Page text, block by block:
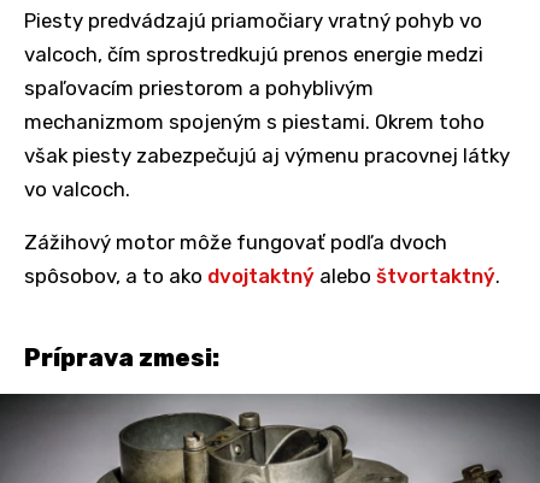
Piesty predvádzajú priamočiary vratný pohyb vo
valcoch, čím sprostredkujú prenos energie medzi
spaľovacím priestorom a pohyblivým
mechanizmom spojeným s piestami. Okrem toho
však piesty zabezpečujú aj výmenu pracovnej látky
vo valcoch.
Zážihový motor môže fungovať podľa dvoch
spôsobov, a to ako dvojtaktný alebo štvortaktný.
Príprava zmesi: